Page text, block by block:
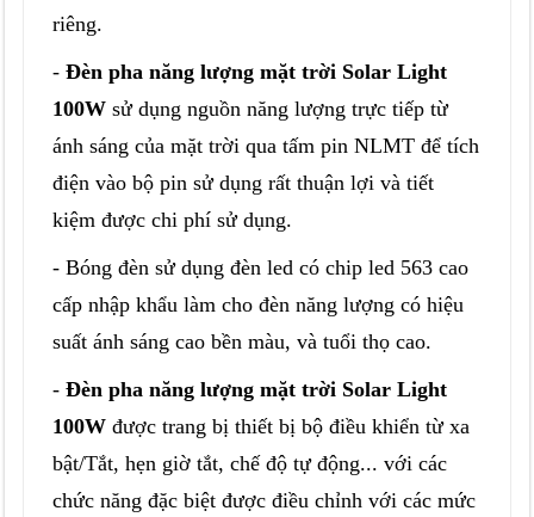
riêng.
-Đèn pha năng lượng mặt trời Solar Light
100W sử dụng nguồn năng lượng trực tiếp từ
ánh sáng của mặt trời qua tấm pin NLMT để tích
điện vào bộ pin sử dụng rất thuận lợi và tiết
kiệm được chi phí sử dụng.
- Bóng đèn sử dụng đèn led có chip led 563 cao
cấp nhập khẩu làm cho đèn năng lượng có hiệu
suất ánh sáng cao bền màu, và tuổi thọ cao.
-Đèn pha năng lượng mặt trời Solar Light
100W được trang bị thiết bị bộ điều khiển từ xa
bật/Tắt, hẹn giờ tắt, chế độ tự động... với các
chức năng đặc biệt được điều chỉnh với các mức